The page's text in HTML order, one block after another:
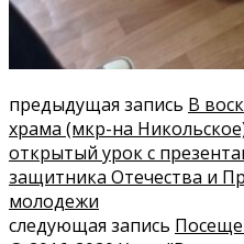
предыдущая запись В
храма (мкр-на
открытый урок с
защитника Отечества и
молодежи
следующая запись